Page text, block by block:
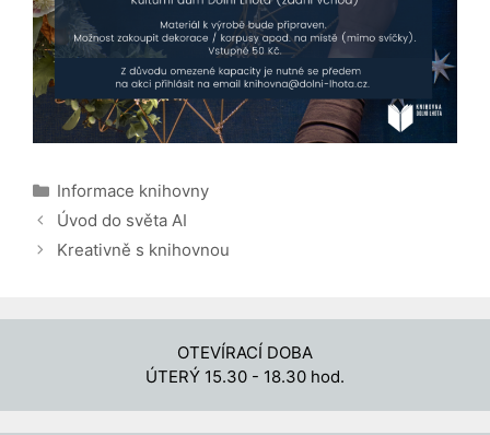
Rubriky
Informace knihovny
Úvod do světa AI
Kreativně s knihovnou
OTEVÍRACÍ DOBA
ÚTERÝ 15.30 - 18.30 hod.